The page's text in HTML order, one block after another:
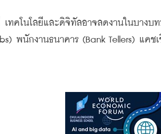
คโนโลยีและดิจิทัลอาจลดงานในบางบท
พนักงานธนาคาร (Bank Tellers) แค